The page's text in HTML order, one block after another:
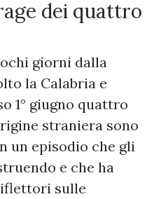
dei quattro
giorni dalla
la Calabria e
1° giugno quattro
straniera sono
un episodio che gli
e che ha
sulle